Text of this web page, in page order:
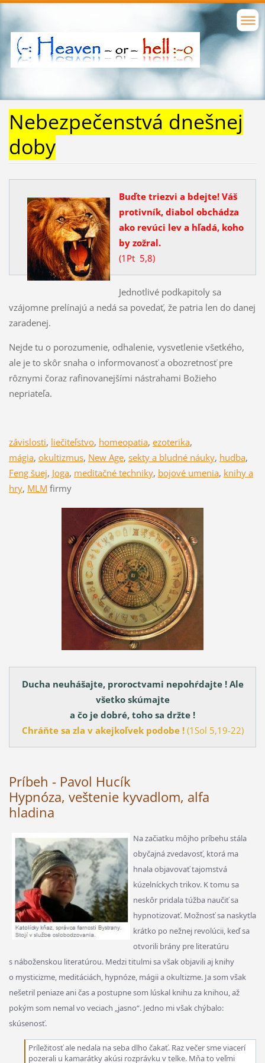
Nebezpečenstvá dnešnej
doby
Buďte triezvi a bdejte! Váš
protivník, diabol obchádza
ako revúci lev a hľadá, koho
by zožral.
(1Pt 5,8)
Jednotlivé podkapitoly sa
vzájomne prelínajú a nedá sa povedať, že patria len do danej
zaradenej.
Nejde tu o porozumenie, odhalenie, vysvetlenie všetkého,
ale je to skôr snaha o informovanosť a obozretnosť pre
rôznymi čoraz rafinovanejšími nástrahami Božieho
nepriateľa.
závislosti, liečiteľstvo, homeopatia, ezoterika,
mágia, okultizmus, New Age, sekty a bludné náuky, hudba,
Feng šuej, Joga, meditačné techniky, bojové umenia, knihy a
hry, MLM firmy
Ducha neuhášajte, proroctvami nepohŕdajte ! Ale
všetko skúmajte
a čo je dobré, toho sa držte !
Chráňte sa zla v akejkoľvek podobe !(1Sol 5,19-22)
Príbeh - Pavol Hucík
Hypnóza, veštenie kyvadlom, alfa
hladina
Na začiatku môjho príbehu stála
obyčajná zvedavosť, ktorá ma
hnala objavovať tajomstvá
kúzelníckych trikov. K tomu sa
neskôr pridala túžba naučiť sa
hypnotizovať. Možnosť sa naskytla
krátko po nežnej revolúcii, keď sa
otvorili brány pre literatúru
s náboženskou literatúrou. Medzi titulmi sa však objavili aj knihy
o mysticizme, meditáciách, hypnóze, mágii a okultizme. Ja som však
nešetril peniaze ani čas a postupne som lúskal knihu za knihou, až
pokým som nemal vo veciach „jasno“. Jedno mi však chýbalo:
skúsenosť.
Príležitosť ale nedala na seba dlho čakať. Raz večer sme viacerí
pozerali u kamarátky akúsi rozprávku v telke. Mňa to veľmi